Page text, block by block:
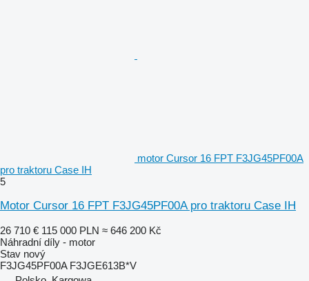
motor Cursor 16 FPT F3JG45PF00A
pro traktoru Case IH
5
Motor Cursor 16 FPT F3JG45PF00A pro traktoru Case IH
26 710 € 115 000 PLN ≈ 646 200 Kč
Náhradní díly - motor
Stav nový
F3JG45PF00A F3JGE613B*V